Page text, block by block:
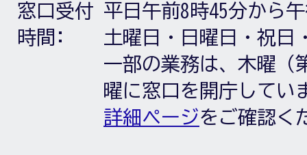
窓口受付
時間:
平日午前8時45分から
土曜日・日曜日・祝日
一部の業務は、木曜（
曜に窓口を開庁してい
詳細ページをご確認く